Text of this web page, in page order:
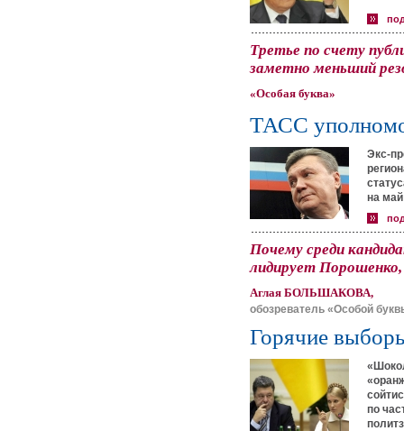
Третье по счету
заметно меньший
«Особая буква»
ТАСС
Экс-
на
Почему среди
лидирует
Аглая БОЛЬШАКОВА,
обозреватель «Особой
Горячие
по